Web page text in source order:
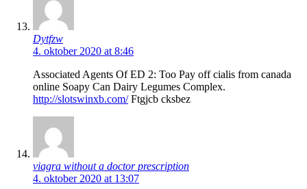
Dytfzw
4. oktober 2020 at 8:46
Associated Agents Of ED 2: Too Pay off cialis from canada
online Soapy Can Dairy Legumes Complex.
http://slotswinxb.com/Ftgjcb cksbez
viagra without a doctor prescription
4. oktober 2020 at 13:07